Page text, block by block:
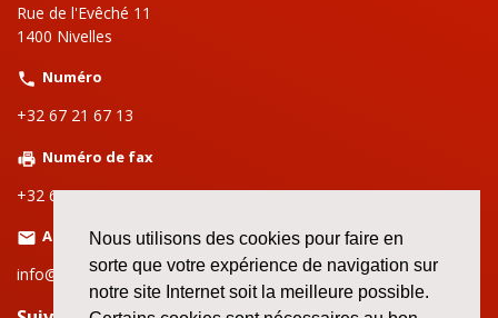
Nous utilisons des cookies pour faire en
sorte que votre expérience de navigation sur
notre site Internet soit la meilleure possible.
Rue de l'Evêché 11
1400 Nivelles
Numéro
+32 67 21 67 13
Numéro de fax
+32 67 21 86 80
Adresse email
info@setcabw.org